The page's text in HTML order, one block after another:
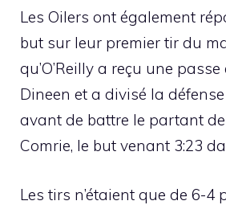
Les Oilers ont également
but sur leur premier tir du
qu’O’Reilly a reçu une
Dineen et a divisé la
avant de battre le partant
Comrie, le but venant 3:23
Les tirs n’étaient que de 6-4